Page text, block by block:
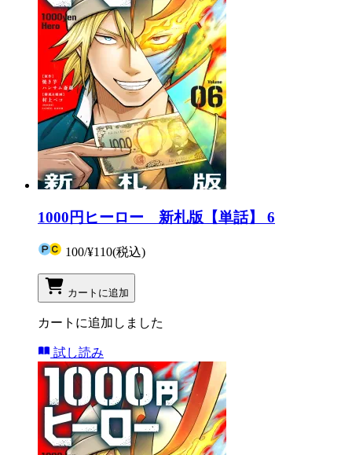
1000円ヒーロー 新札版【単話】 6
100/¥110(税込)
カートに追加
カートに追加しました
試し読み